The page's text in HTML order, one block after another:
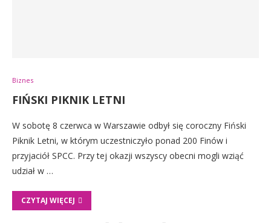
Biznes
FIŃSKI PIKNIK LETNI
W sobotę 8 czerwca w Warszawie odbył się coroczny Fiński
Piknik Letni, w którym uczestniczyło ponad 200 Finów i
przyjaciół SPCC. Przy tej okazji wszyscy obecni mogli wziąć
udział w …
CZYTAJ WIĘCEJ